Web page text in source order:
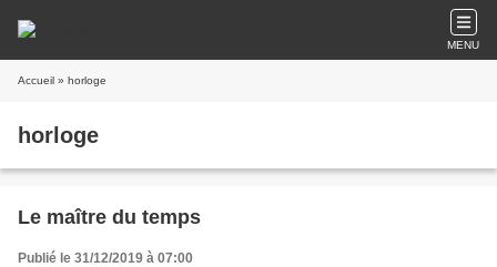
MENU
Accueil » horloge
horloge
Le maître du temps
Publié le 31/12/2019 à 07:00